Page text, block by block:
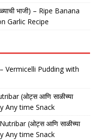
भाजी) – Ripe Banana
Garlic Recipe
Vermicelli Pudding with
(ओट्स आणि साळीच्या
Any time Snack
(ओट्स आणि साळीच्या
Any time Snack